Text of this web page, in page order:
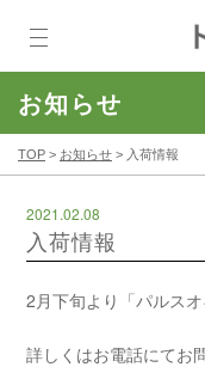
お知らせ
TOP > お知らせ > 入荷情報
2021.02.08
入荷情報
2月下旬より「パルス
詳しくはお電話にてお